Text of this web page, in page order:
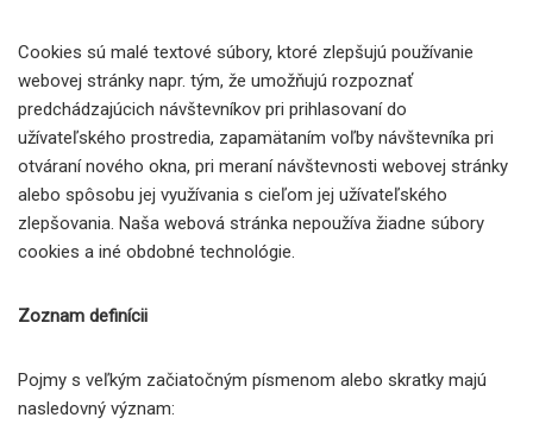
Cookies sú malé textové súbory, ktoré zlepšujú používanie
webovej stránky napr. tým, že umožňujú rozpoznať
predchádzajúcich návštevníkov pri prihlasovaní do
užívateľského prostredia, zapamätaním voľby návštevníka pri
otváraní nového okna, pri meraní návštevnosti webovej stránky
alebo spôsobu jej využívania s cieľom jej užívateľského
zlepšovania. Naša webová stránka nepoužíva žiadne súbory
cookies a iné obdobné technológie.
Zoznam definícii
Pojmy s veľkým začiatočným písmenom alebo skratky majú
nasledovný význam: